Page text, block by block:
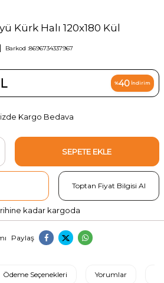
Kürk Halı 120x180 Kül
Barkod :8696734337967
%40 İndirim
Kargo Bedava
SEPETE EKLE
Toptan Fiyat Bilgisi Al
kadar kargoda
Paylaş
Ödeme Seçenekleri Yorumlar